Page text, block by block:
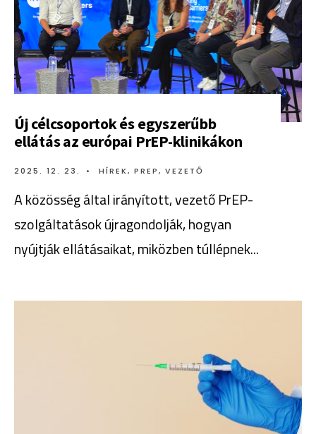
Új célcsoportok és egyszerűbb
ellátás az európai PrEP-klinikákon
2025. 12. 23. • HÍREK, PREP, VEZETŐ
A közösség által irányított, vezető PrEP-
szolgáltatások újragondolják, hogyan
nyújtják ellátásaikat, miközben túllépnek...